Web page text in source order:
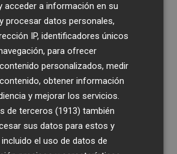
acceder a información en su
procesar datos personales,
IP, identificadores únicos
para ofrecer
personalizados, medir
obtener información
y mejorar los servicios.
de terceros (1913) también
sus datos para estos y
el uso de datos de